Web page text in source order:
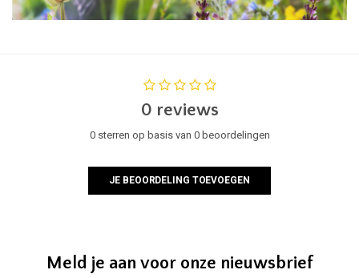
0 reviews
0 sterren op basis van 0 beoordelingen
JE BEOORDELING TOEVOEGEN
Meld je aan voor onze nieuwsbrief